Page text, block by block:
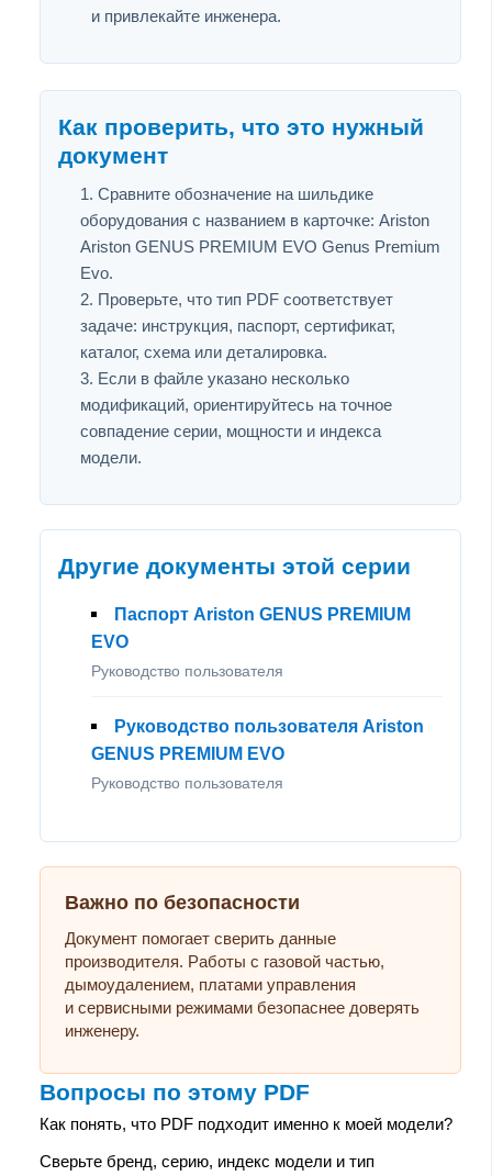
и привлекайте инженера.
Как проверить, что это нужный
документ
Сравните обозначение на шильдике
оборудования с названием в карточке: Ariston
Ariston GENUS PREMIUM EVO Genus Premium
Evo.
Проверьте, что тип PDF соответствует
задаче: инструкция, паспорт, сертификат,
каталог, схема или деталировка.
Если в файле указано несколько
модификаций, ориентируйтесь на точное
совпадение серии, мощности и индекса
модели.
Другие документы этой серии
Паспорт Ariston GENUS PREMIUM
EVO
Руководство пользователя
Руководство пользователя Ariston
GENUS PREMIUM EVO
Руководство пользователя
Важно по безопасности
Документ помогает сверить данные
производителя. Работы с газовой частью,
дымоудалением, платами управления
и сервисными режимами безопаснее доверять
инженеру.
Вопросы по этому PDF
Как понять, что PDF подходит именно к моей модели?
Сверьте бренд, серию, индекс модели и тип